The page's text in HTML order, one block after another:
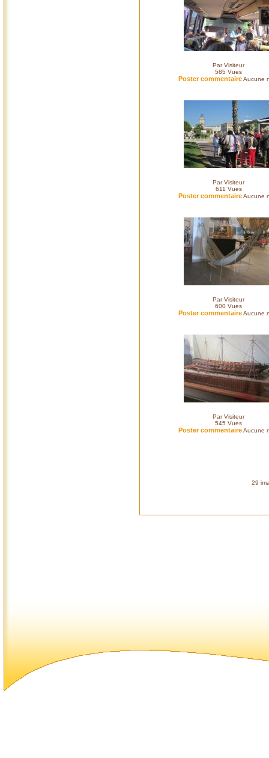
Par Visiteur
585 Vues
Poster commentaireAucune
Par Visiteur
611 Vues
Poster commentaireAucune
Par Visiteur
600 Vues
Poster commentaireAucune
Par Visiteur
545 Vues
Poster commentaireAucune
29